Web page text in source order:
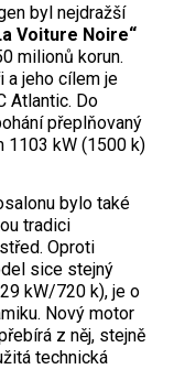
byl nejdražší
Voiture Noire“
milionů korun.
a jeho cílem je
Atlantic. Do
přeplňovaný
1103 kW (1500 k)
bylo také
tradici
Oproti
sice stejný
kW/720 k), je o
Nový motor
z něj, stejně
technická